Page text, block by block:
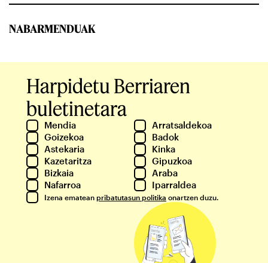
NABARMENDUAK
Harpidetu Berriaren
buletinetara
Mendia
Arratsaldekoa
Goizekoa
Badok
Astekaria
Kinka
Kazetaritza
Gipuzkoa
Bizkaia
Araba
Nafarroa
Iparraldea
Izena ematean pribatutasun politika onartzen duzu.